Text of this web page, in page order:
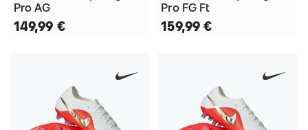
Pro AG
149,99 €
Pro FG Ft
159,99 €